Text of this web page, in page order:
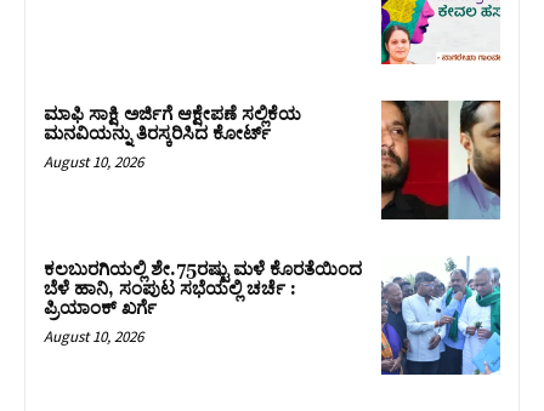
ಮಾಫಿ ಸಾಕ್ಷಿ ಅರ್ಜಿಗೆ ಆಕ್ಷೇಪಣೆ ಸಲ್ಲಿಕೆಯ
ಮನವಿಯನ್ನು ತಿರಸ್ಕರಿಸಿದ ಕೋರ್ಟ್‌
August 10, 2026
ಕಲಬುರಗಿಯಲ್ಲಿ ಶೇ.75ರಷ್ಟು ಮಳೆ ಕೊರತೆಯಿಂದ
ಬೆಳೆ ಹಾನಿ, ಸಂಪುಟ‌ ಸಭೆಯಲ್ಲಿ ಚರ್ಚೆ :
ಪ್ರಿಯಾಂಕ್ ಖರ್ಗೆ
August 10, 2026